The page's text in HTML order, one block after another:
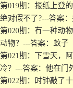
第019期：报纸上登
绝对假不了?---答案
第020期：有一种动
动物？---答案：蚊子
第021期：下雪天，
冷？---答案：他在门
第022期：时钟敲了